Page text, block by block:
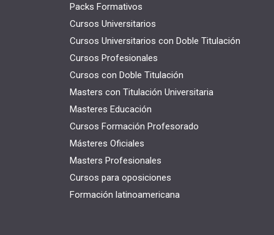
Packs Formativos
Cursos Universitarios
Cursos Universitarios con Doble Titulación
Cursos Profesionales
Cursos con Doble Titulación
Masters con Titulación Universitaria
Masteres Educación
Cursos Formación Profesorado
Másteres Oficiales
Masters Profesionales
Cursos para oposiciones
Formación latinoamericana